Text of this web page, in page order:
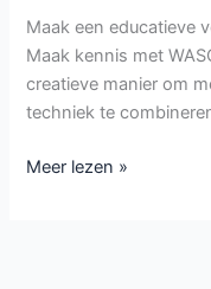
Maak een educatieve
Maak kennis met
creatieve manier om
techniek te
met
wetenschap
Meer lezen »